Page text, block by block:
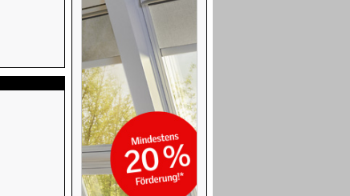
Abdichtung
VELUX Verdunkelungsrollos -
Elektro